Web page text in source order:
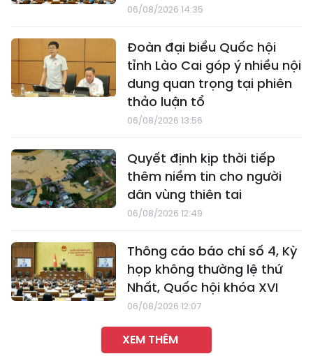
06/08/2026 14:35
Đoàn đại biểu Quốc hội
tỉnh Lào Cai góp ý nhiều nội
dung quan trọng tại phiên
thảo luận tổ
06/08/2026 13:56
Quyết định kịp thời tiếp
thêm niềm tin cho người
dân vùng thiên tai
06/08/2026 12:49
Thông cáo báo chí số 4, Kỳ
họp không thường lệ thứ
Nhất, Quốc hội khóa XVI
06/08/2026 12:07
XEM THÊM